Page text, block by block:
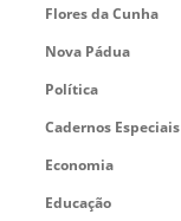
Flores da Cunha
Nova Pádua
Política
Cadernos Especiais
Economia
Educação